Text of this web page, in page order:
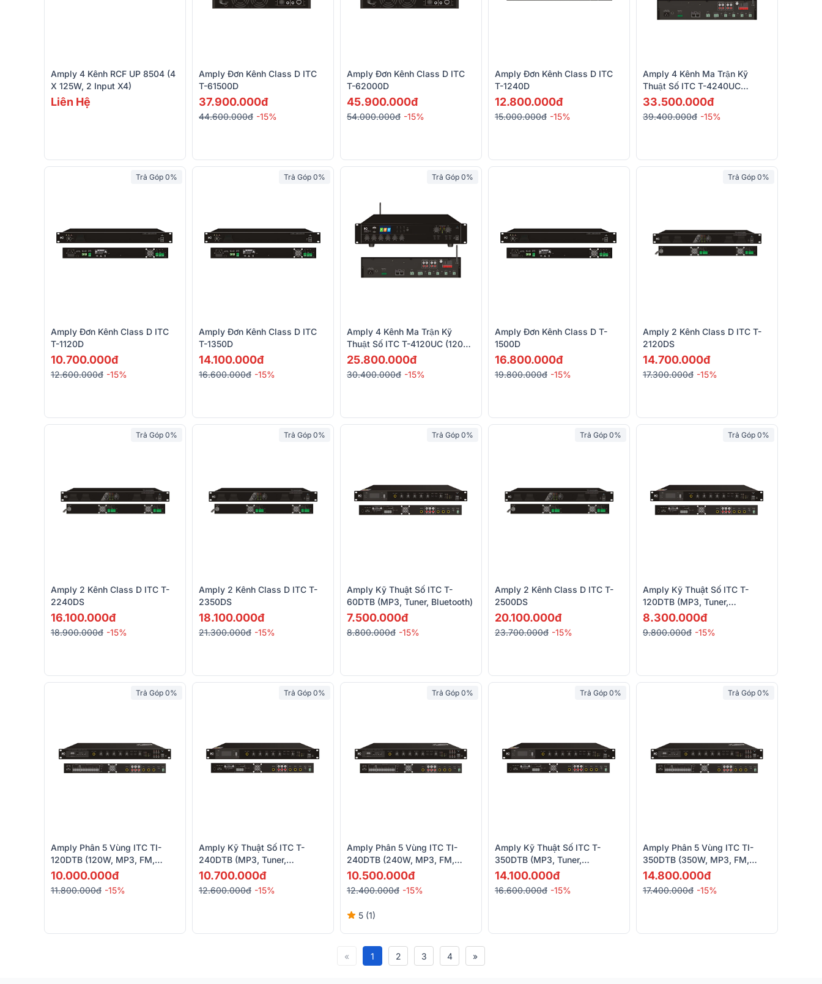
Amply 4 Kênh RCF UP 8504 (4
X 125W, 2 Input X4)
Liên Hệ
Amply Đơn Kênh Class D ITC
T-61500D
37.900.000đ
44.600.000đ -15%
Amply Đơn Kênh Class D ITC
T-62000D
45.900.000đ
54.000.000đ -15%
Amply Đơn Kênh Class D ITC
T-1240D
12.800.000đ
15.000.000đ -15%
Amply 4 Kênh Ma Trận Kỹ
Thuật Số ITC T-4240UC
(240W, MP3, Bluetooth)
33.500.000đ
39.400.000đ -15%
Trả Góp 0%
Amply Đơn Kênh Class D ITC
T-1120D
10.700.000đ
12.600.000đ -15%
Trả Góp 0%
Amply Đơn Kênh Class D ITC
T-1350D
14.100.000đ
16.600.000đ -15%
Trả Góp 0%
Amply 4 Kênh Ma Trận Kỹ
Thuật Số ITC T-4120UC (120W,
MP3, Bluetooth)
25.800.000đ
30.400.000đ -15%
Amply Đơn Kênh Class D T-
1500D
16.800.000đ
19.800.000đ -15%
Trả Góp 0%
Amply 2 Kênh Class D ITC T-
2120DS
14.700.000đ
17.300.000đ -15%
Trả Góp 0%
Amply 2 Kênh Class D ITC T-
2240DS
16.100.000đ
18.900.000đ -15%
Trả Góp 0%
Amply 2 Kênh Class D ITC T-
2350DS
18.100.000đ
21.300.000đ -15%
Trả Góp 0%
Amply Kỹ Thuật Số ITC T-
60DTB (MP3, Tuner, Bluetooth)
7.500.000đ
8.800.000đ -15%
Trả Góp 0%
Amply 2 Kênh Class D ITC T-
2500DS
20.100.000đ
23.700.000đ -15%
Trả Góp 0%
Amply Kỹ Thuật Số ITC T-
120DTB (MP3, Tuner,
Bluetooth)
8.300.000đ
9.800.000đ -15%
Trả Góp 0%
Amply Phân 5 Vùng ITC TI-
120DTB (120W, MP3, FM,
Bluetooth)
10.000.000đ
11.800.000đ -15%
Trả Góp 0%
Amply Kỹ Thuật Số ITC T-
240DTB (MP3, Tuner,
Bluetooth)
10.700.000đ
12.600.000đ -15%
Trả Góp 0%
Amply Phân 5 Vùng ITC TI-
240DTB (240W, MP3, FM,
Bluetooth)
10.500.000đ
12.400.000đ -15%
5 (1)
Trả Góp 0%
Amply Kỹ Thuật Số ITC T-
350DTB (MP3, Tuner,
Bluetooth)
14.100.000đ
16.600.000đ -15%
Trả Góp 0%
Amply Phân 5 Vùng ITC TI-
350DTB (350W, MP3, FM,
Bluetooth)
14.800.000đ
17.400.000đ -15%
« 1 2 3 4 »